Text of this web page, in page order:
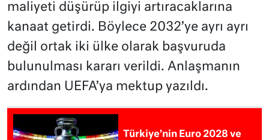
maliyeti düşürüp ilgiyi artıracaklarına
kanaat getirdi. Böylece 2032’ye ayrı ayrı
değil ortak iki ülke olarak başvuruda
bulunulması kararı verildi. Anlaşmanın
ardından UEFA’ya mektup yazıldı.
Türkiye’nin Euro 2028 ve